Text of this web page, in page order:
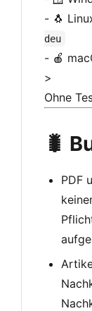
- 🐧
deu
- 🍎
>
Ohne
🐛
PDF